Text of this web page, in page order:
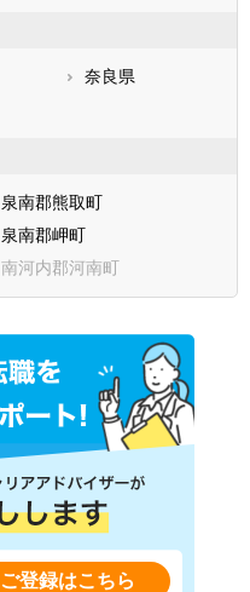
奈良県
泉南郡熊取町
泉南郡岬町
南河内郡河南町
ご登録はこちら